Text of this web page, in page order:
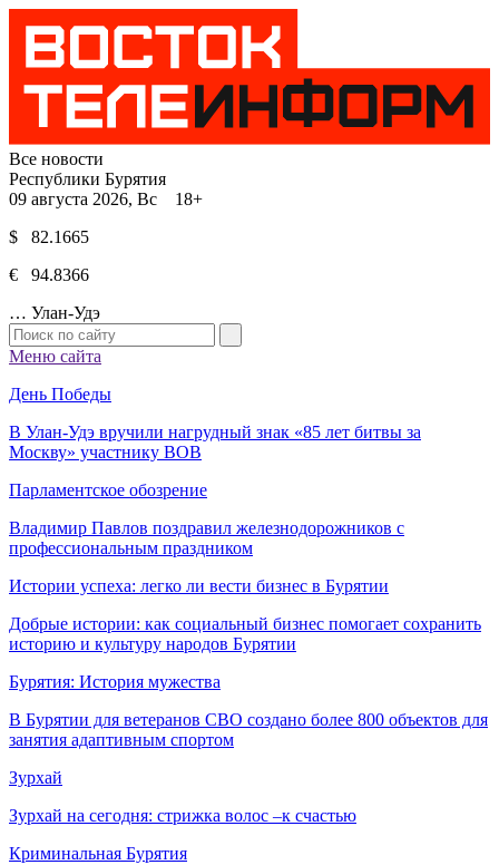
Все новости
Республики Бурятия
09 августа 2026, Вс 18+
$ 82.1665
€ 94.8366
… Улан-Удэ
Меню сайта
День Победы
В Улан-Удэ вручили нагрудный знак «85 лет битвы за
Москву» участнику ВОВ
Парламентское обозрение
Владимир Павлов поздравил железнодорожников с
профессиональным праздником
Истории успеха: легко ли вести бизнес в Бурятии
Добрые истории: как социальный бизнес помогает сохранить
историю и культуру народов Бурятии
Бурятия: История мужества
В Бурятии для ветеранов СВО создано более 800 объектов для
занятия адаптивным спортом
Зурхай
Зурхай на сегодня: стрижка волос –к счастью
Криминальная Бурятия